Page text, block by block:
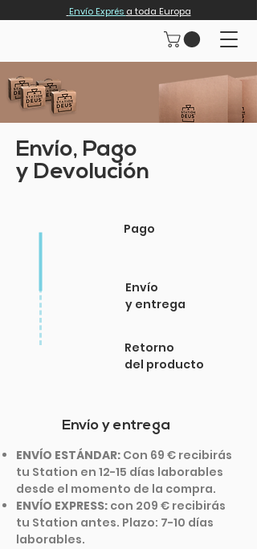
Envío Exprés a toda Europa
Envío, Pago
y Devolución
Pago
Envío
y entrega
Retorno
del producto
Envío y entrega
ENVÍO ESTÁNDAR: Con 69 € recibirás
tu Station en 12-15 días laborables
desde el momento de la compra.
ENVÍO EXPRESS: con 209 € recibirás
tu Station antes. Plazo: 7-10 días
laborables.